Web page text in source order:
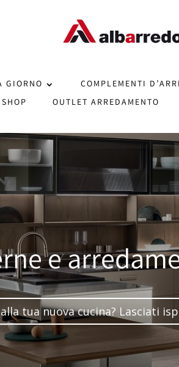
GIORNO COMPLEMENTI
SHOP
OUTLET ARREDAMENTO
e
tua nuova cucina? Lasciati